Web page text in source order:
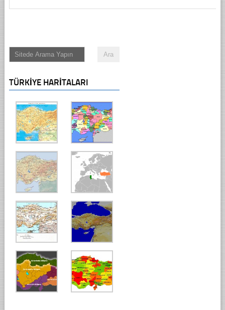
TÜRKIYE HARITALARI